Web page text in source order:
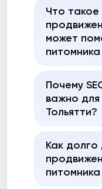
Что такое
может
питомника
Почему
важно для
Тольятти?
Как долго
питомника